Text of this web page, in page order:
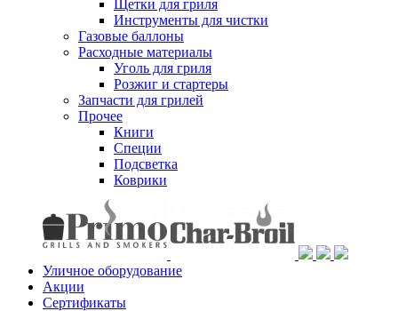
Щетки для гриля
Инструменты для чистки
Газовые баллоны
Расходные материалы
Уголь для гриля
Розжиг и стартеры
Запчасти для грилей
Прочее
Книги
Специи
Подсветка
Коврики
Уличное оборудование
Акции
Сертификаты